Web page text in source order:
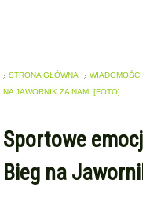
STRONA GŁÓWNA WIADOMOŚCI
NA JAWORNIK ZA NAMI [FOTO]
Sportowe
Bieg na